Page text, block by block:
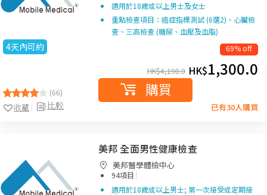
4天內可約
(66)
比較
收藏
適用於18歲或以上男士及女士
重點檢查項目：癌症指標測試 (6選2)、心臟檢
查、三高檢查 (糖尿、血壓及血脂)
69% off
HK$4,190.0 HK$1,300.0
購買
已有30人購買
美邦 全面男性健康檢查
美邦醫學體檢中心
94項目 |
適用於18歲或以上男士; 第一次接受或定期接